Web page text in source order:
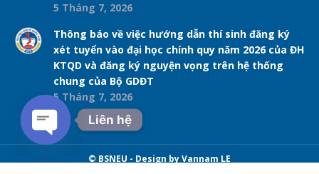
5 Tháng 7, 2026
Thông báo về việc hướng dẫn thí sinh đăng ký
xét tuyển vào đại học chính quy năm 2026 của ĐH
KTQD và đăng ký nguyện vọng trên hệ thống
chung của Bộ GDĐT
5 Tháng 7, 2026
© BSNEU - Design by Vannam LE
Liên hệ